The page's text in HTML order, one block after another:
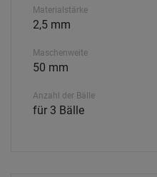
Materialstärke
2,5 mm
Maschenweite
50 mm
Anzahl der Bälle
für 3 Bälle